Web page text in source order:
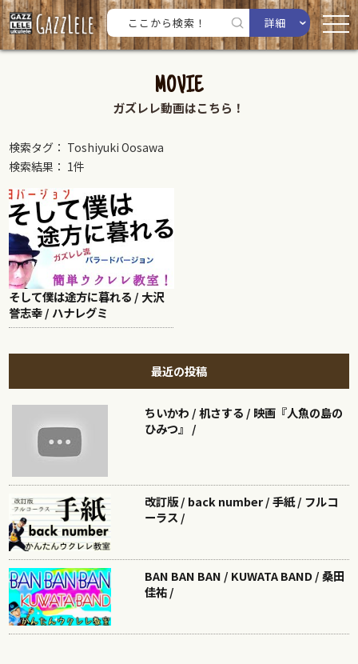
詳細
MOVIE
ガズレレ動画はこちら！
検索タグ： Toshiyuki Oosawa
検索結果： 1件
そして僕は途方に暮れる / 大沢
誉志幸 / ハナレグミ
最近の投稿
ちいかわ / 机さする / 映画『人魚の島の
ひみつ』 /
改訂版 / back number / 手紙 / フルコ
ーラス /
BAN BAN BAN / KUWATA BAND / 桑田
佳祐 /